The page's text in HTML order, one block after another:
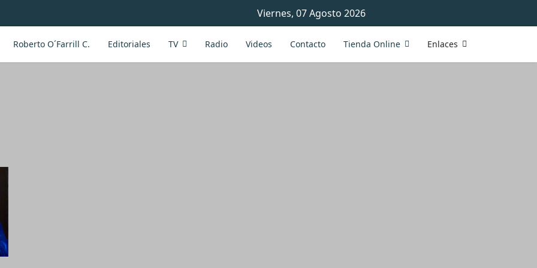
Viernes, 07 Agosto 2026
Roberto O´Farrill C. Editoriales TV Radio Videos Contacto Tienda Online Enlaces